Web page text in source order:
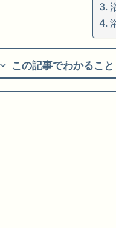
この記事でわかること